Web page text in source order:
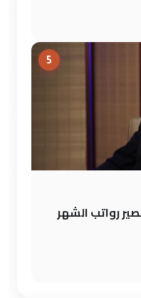
5
رواتب الشهر